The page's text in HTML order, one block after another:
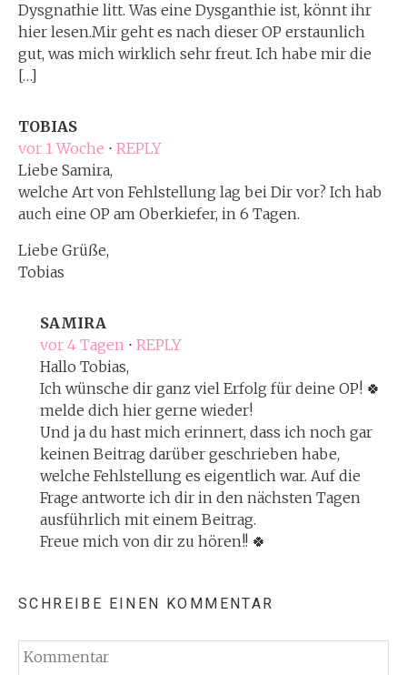
Dysgnathie litt. Was eine Dysganthie ist, könnt ihr
hier lesen.Mir geht es nach dieser OP erstaunlich
gut, was mich wirklich sehr freut. Ich habe mir die
[…]
TOBIAS
vor 1 Woche ⋅ REPLY
Liebe Samira,
welche Art von Fehlstellung lag bei Dir vor? Ich hab
auch eine OP am Oberkiefer, in 6 Tagen.
Liebe Grüße,
Tobias
SAMIRA
vor 4 Tagen ⋅ REPLY
Hallo Tobias,
Ich wünsche dir ganz viel Erfolg für deine OP! 🍀
melde dich hier gerne wieder!
Und ja du hast mich erinnert, dass ich noch gar
keinen Beitrag darüber geschrieben habe,
welche Fehlstellung es eigentlich war. Auf die
Frage antworte ich dir in den nächsten Tagen
ausführlich mit einem Beitrag.
Freue mich von dir zu hören!! 🍀
SCHREIBE EINEN KOMMENTAR